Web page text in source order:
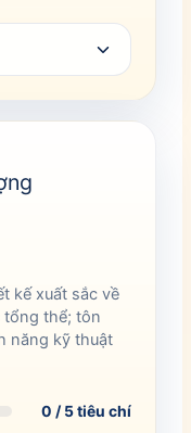
kế xuất sắc về
tổng thể; tôn
năng kỹ thuật
0 / 5 tiêu chí